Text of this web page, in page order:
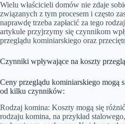
Wielu właścicieli domów nie zdaje
związanych z tym procesem i często
naprawdę trzeba zapłacić za tego
artykule przyjrzymy się czynnikom
przeglądu kominiarskiego oraz
Czynniki wpływające na koszty
Ceny przeglądu kominiarskiego mogą
od kilku czynników:
Rodzaj komina: Koszty mogą się
rodzaju komina, na przykład